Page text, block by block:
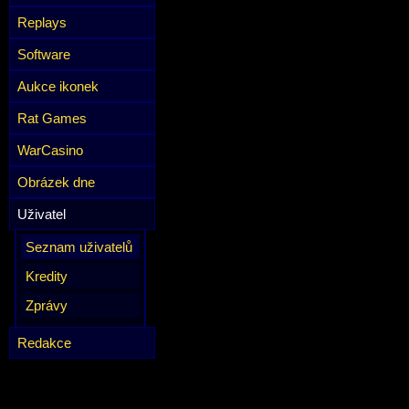
Replays
Software
Aukce ikonek
Rat Games
WarCasino
Obrázek dne
Uživatel
Seznam uživatelů
Kredity
Zprávy
Redakce